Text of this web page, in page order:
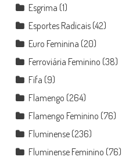
Esgrima (1)
Esportes Radicais(42)
Euro Feminina (20)
Ferroviária Feminino (38)
Fifa (9)
Flamengo (264)
Flamengo Feminino (76)
Fluminense(236)
Fluminense Feminino (76)